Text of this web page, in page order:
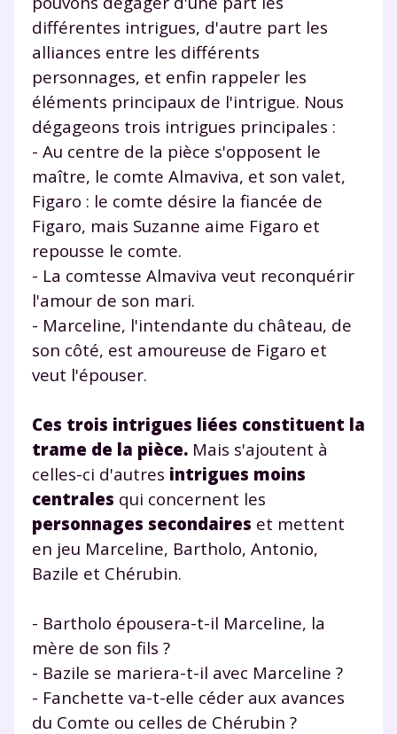
différentes intrigues, d'autre part les
alliances entre les différents
personnages, et enfin rappeler les
éléments principaux de l'intrigue. Nous
dégageons trois intrigues principales :
- Au centre de la pièce s'opposent le
maître, le comte Almaviva, et son valet,
Figaro : le comte désire la fiancée de
Figaro, mais Suzanne aime Figaro et
repousse le comte.
- La comtesse Almaviva veut reconquérir
l'amour de son mari.
- Marceline, l'intendante du château, de
son côté, est amoureuse de Figaro et
veut l'épouser.
Ces trois intrigues liées constituent la
trame de la pièce. Mais s'ajoutent à
celles-ci d'autres intrigues moins
centrales qui concernent les
personnages secondaires et mettent
en jeu Marceline, Bartholo, Antonio,
Bazile et Chérubin.
- Bartholo épousera-t-il Marceline, la
mère de son fils ?
- Bazile se mariera-t-il avec Marceline ?
- Fanchette va-t-elle céder aux avances
du Comte ou celles de Chérubin ?